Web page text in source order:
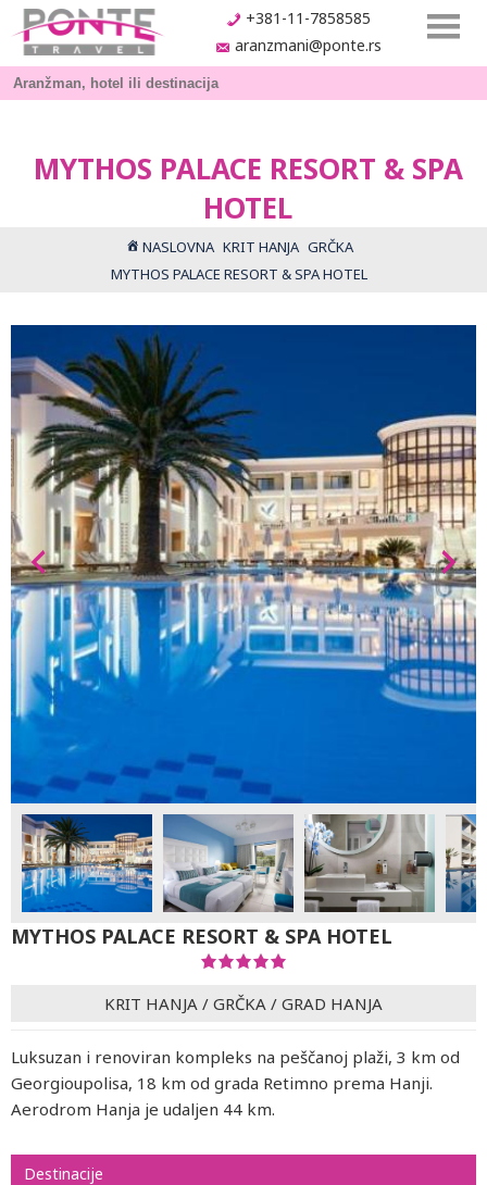
+381-11-7858585
aranzmani@ponte.rs
MYTHOS PALACE RESORT & SPA
HOTEL
NASLOVNA KRIT HANJA GRČKA
MYTHOS PALACE RESORT & SPA HOTEL
MYTHOS PALACE RESORT & SPA HOTEL
KRIT HANJA / GRČKA / GRAD HANJA
Luksuzan i renoviran kompleks na peščanoj plaži, 3 km od
Georgioupolisa, 18 km od grada Retimno prema Hanji.
Aerodrom Hanja je udaljen 44 km.
Destinacije